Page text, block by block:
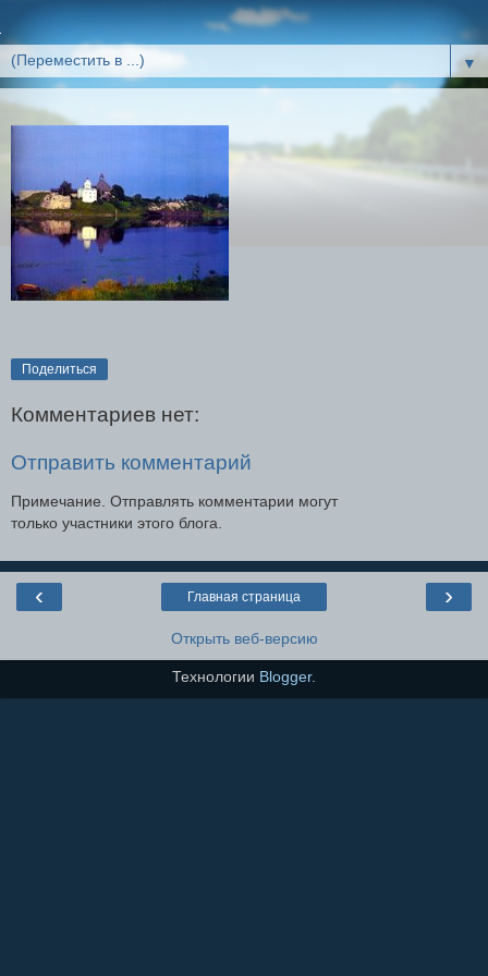
▼
Поделиться
Комментариев нет:
Отправить комментарий
Примечание. Отправлять комментарии могут
только участники этого блога.
‹ ›
Главная страница
Открыть веб-версию
Технологии Blogger.